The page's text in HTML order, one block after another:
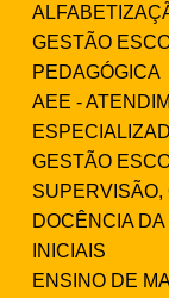
GESTÃO
PEDAGÓGICA
AEE -
GESTÃO
SUPERVISÃO,
DOCÊNCIA
INICIAIS
ENSINO DE